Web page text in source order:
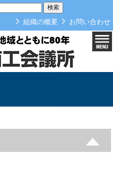
組織の概要 お問い合わせ